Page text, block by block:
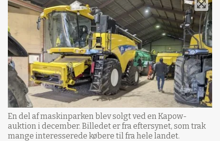
En del af maskinparken blev solgt ved en Kapow-
auktion i december. Billedet er fra eftersynet, som trak
mange interesserede købere til fra hele landet.